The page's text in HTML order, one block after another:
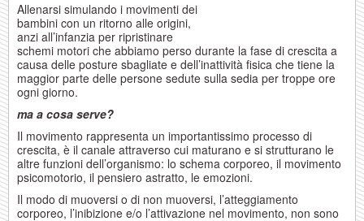
Allenarsi simulando i movimenti dei
bambini con un ritorno alle origini,
anzi all’infanzia per ripristinare
schemi motori che abbiamo perso durante la fase di crescita a
causa delle posture sbagliate e dell’inattività fisica che tiene la
maggior parte delle persone sedute sulla sedia per troppe ore
ogni giorno.
ma a cosa serve?
Il movimento rappresenta un importantissimo processo di
crescita, è il canale attraverso cui maturano e si strutturano le
altre funzioni dell’organismo: lo schema corporeo, il movimento
psicomotorio, il pensiero astratto, le emozioni.
Il modo di muoversi o di non muoversi, l’atteggiamento
corporeo, l’inibizione e/o l’attivazione nel movimento, non sono